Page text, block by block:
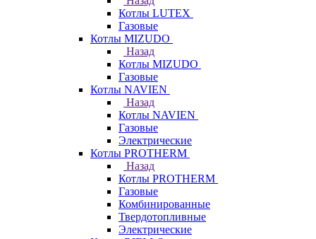
Котлы LUTEX
Газовые
Котлы MIZUDO
Назад
Котлы MIZUDO
Газовые
Котлы NAVIEN
Назад
Котлы NAVIEN
Газовые
Электрические
Котлы PROTHERM
Назад
Котлы PROTHERM
Газовые
Комбинированные
Твердотопливные
Электрические